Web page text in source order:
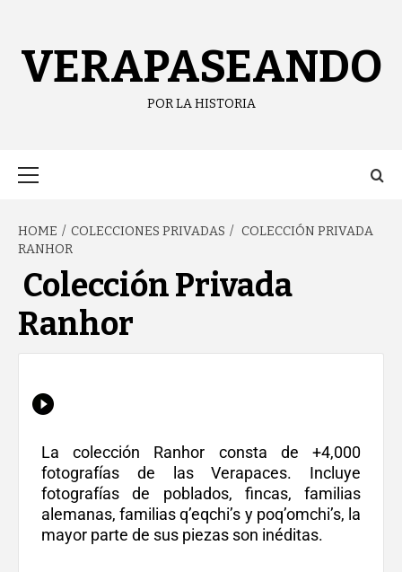
VERAPASEANDO
POR LA HISTORIA
HOME COLECCIONES PRIVADAS
COLECCIÓN PRIVADA
RANHOR
Colección Privada
Ranhor
La colección Ranhor consta de +4,000
fotografías de las Verapaces. Incluye
fotografías de poblados, fincas, familias
alemanas, familias q’eqchi’s y poq’omchi’s, la
mayor parte de sus piezas son inéditas.